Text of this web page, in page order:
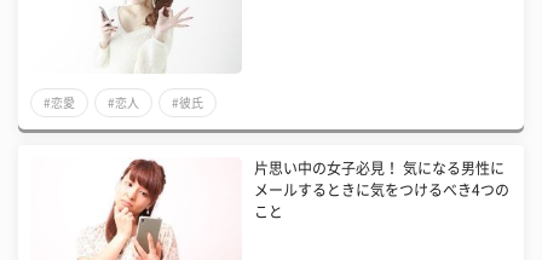
#恋愛 #恋人 #彼氏
片思い中の女子必見！ 気になる男性に
メールするときに気をつけるべき4つの
こと